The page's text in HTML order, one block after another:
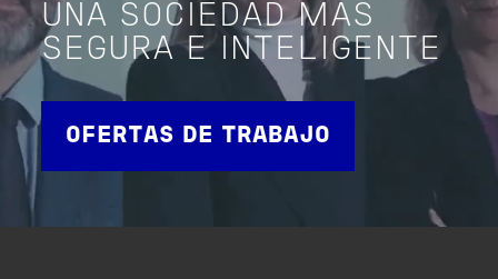
UNA SOCIEDAD MÁS
SEGURA E INTELIGENTE
OFERTAS DE TRABAJO